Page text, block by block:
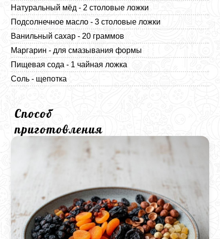
Натуральный мёд - 2 столовые ложки
Подсолнечное масло - 3 столовые ложки
Ванильный сахар - 20 граммов
Маргарин - для смазывания формы
Пищевая сода - 1 чайная ложка
Соль - щепотка
Способ
приготовления